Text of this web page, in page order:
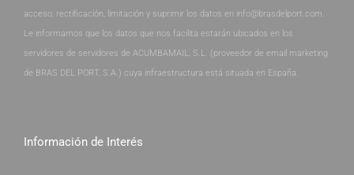
acceso, rectificación, limitación y suprimir los datos en info@brasdelport.com.
Le informamos que los datos que nos facilita estarán ubicados en los
servidores de servidores de ACUMBAMAIL, S.L. (proveedor de email marketing
de BRAS DEL PORT, S.A.) cuya infraestructura está situada en España.
Información de Interés